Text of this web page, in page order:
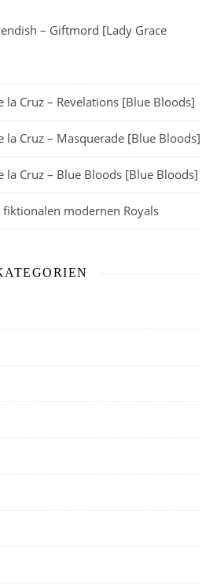
– Giftmord [Lady Grace
la Cruz – Revelations [Blue Bloods]
la Cruz – Masquerade [Blue Bloods]
la Cruz – Blue Bloods [Blue Bloods]
modernen Royals